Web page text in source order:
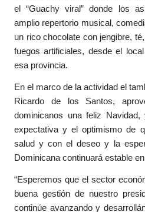
el “Guachy viral” donde los
amplio repertorio musical,
un rico chocolate con jengibre,
fuegos artificiales, desde el
esa provincia.
En el marco de la actividad el
Ricardo de los Santos,
dominicanos una feliz
expectativa y el optimismo de
salud y con el deseo y la
Dominicana continuará estable
“Esperemos que el sector
buena gestión de nuestro
continúe avanzando y